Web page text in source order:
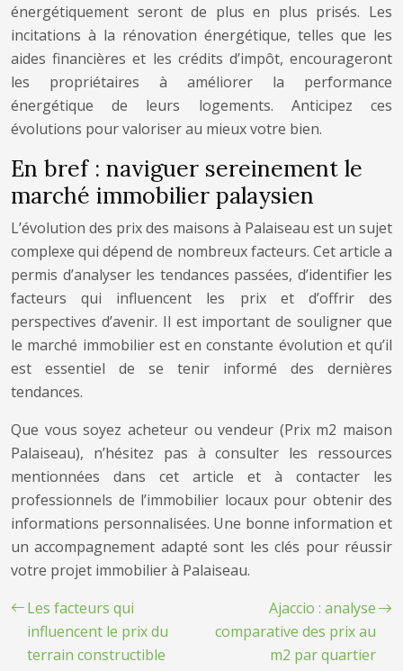
énergétiquement seront de plus en plus prisés. Les
incitations à la rénovation énergétique, telles que les
aides financières et les crédits d’impôt, encourageront
les propriétaires à améliorer la performance
énergétique de leurs logements. Anticipez ces
évolutions pour valoriser au mieux votre bien.
En bref : naviguer sereinement le
marché immobilier palaysien
L’évolution des prix des maisons à Palaiseau est un sujet
complexe qui dépend de nombreux facteurs. Cet article a
permis d’analyser les tendances passées, d’identifier les
facteurs qui influencent les prix et d’offrir des
perspectives d’avenir. Il est important de souligner que
le marché immobilier est en constante évolution et qu’il
est essentiel de se tenir informé des dernières
tendances.
Que vous soyez acheteur ou vendeur (Prix m2 maison
Palaiseau), n’hésitez pas à consulter les ressources
mentionnées dans cet article et à contacter les
professionnels de l’immobilier locaux pour obtenir des
informations personnalisées. Une bonne information et
un accompagnement adapté sont les clés pour réussir
votre projet immobilier à Palaiseau.
Les facteurs qui
influencent le prix du
terrain constructible
Ajaccio : analyse
comparative des prix au
m2 par quartier